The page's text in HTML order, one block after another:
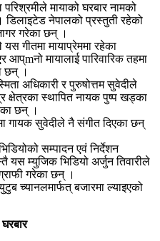
परिश्रमीले मायाको घरबार नामको
डिलाइटेड नेपालको प्रस्तुती रहेको
गरेका छन् ।
यस गीतमा मायाप्रेममा रहेका
आप्mनो मायालाई पारिवारिक तहमा
छन् ।
अधिकारी र पुरुषोत्तम सुवेदीले
क्षेत्रका स्थापित नायक पुष्प खड्का
छन् ।
गायक सुवेदीले नै संगीत दिएका छन्
सम्पादन एवं निर्देशन
यस म्युजिक भिडियो अर्जुन तिवारीले
गरेका छन् ।
च्यानलमार्फत् बजारमा ल्याइएको